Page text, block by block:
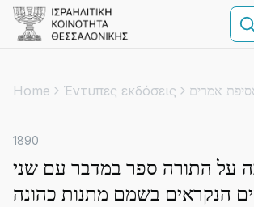
Home Έντυπες εκδόσεις
1890
על התורה ספר במדבר עם שני
הנקראים בשמם מתנות כהונה